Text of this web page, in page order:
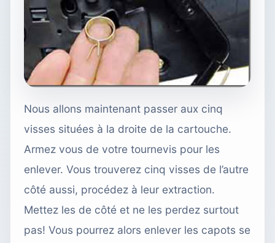
Nous allons maintenant passer aux cinq
visses situées à la droite de la cartouche.
Armez vous de votre tournevis pour les
enlever. Vous trouverez cinq visses de l’autre
côté aussi, procédez à leur extraction.
Mettez les de côté et ne les perdez surtout
pas! Vous pourrez alors enlever les capots se